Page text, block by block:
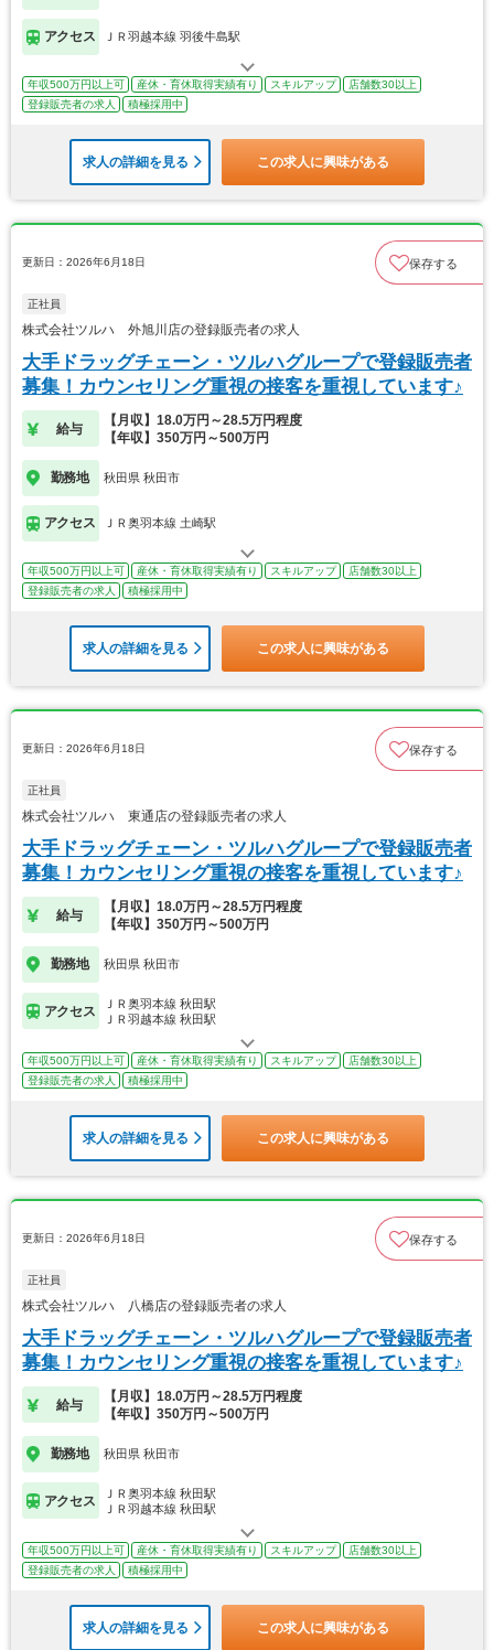
アクセス ＪＲ羽越本線 羽後牛島駅
年収500万円以上可 産休・育休取得実績有り スキルアップ
店舗数30以上
登録販売者の求人
積極採用中
求人の詳細を見る この求人に興味がある
更新日：2026年6月18日 保存する
正社員
株式会社ツルハ 外旭川店の登録販売者の求人
大手ドラッグチェーン・ツルハグループで登録販売者
募集！カウンセリング重視の接客を重視しています♪
給与
【月収】18.0万円～28.5万円程度
【年収】350万円～500万円
勤務地 秋田県 秋田市
アクセス ＪＲ奥羽本線 土崎駅
年収500万円以上可 産休・育休取得実績有り スキルアップ
店舗数30以上
登録販売者の求人
積極採用中
求人の詳細を見る この求人に興味がある
更新日：2026年6月18日 保存する
正社員
株式会社ツルハ 東通店の登録販売者の求人
大手ドラッグチェーン・ツルハグループで登録販売者
募集！カウンセリング重視の接客を重視しています♪
給与
【月収】18.0万円～28.5万円程度
【年収】350万円～500万円
勤務地 秋田県 秋田市
アクセス
ＪＲ奥羽本線 秋田駅
ＪＲ羽越本線 秋田駅
年収500万円以上可 産休・育休取得実績有り スキルアップ
店舗数30以上
登録販売者の求人
積極採用中
求人の詳細を見る この求人に興味がある
更新日：2026年6月18日 保存する
正社員
株式会社ツルハ 八橋店の登録販売者の求人
大手ドラッグチェーン・ツルハグループで登録販売者
募集！カウンセリング重視の接客を重視しています♪
給与
【月収】18.0万円～28.5万円程度
【年収】350万円～500万円
勤務地 秋田県 秋田市
アクセス
ＪＲ奥羽本線 秋田駅
ＪＲ羽越本線 秋田駅
年収500万円以上可 産休・育休取得実績有り スキルアップ
店舗数30以上
登録販売者の求人
積極採用中
求人の詳細を見る この求人に興味がある